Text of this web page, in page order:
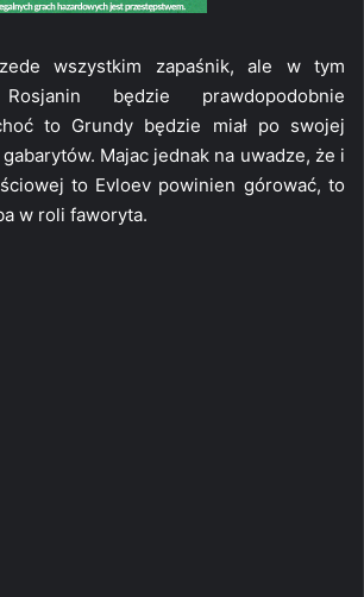
wszystkim zapaśnik, ale w tym
będzie prawdopodobnie
to Grundy będzie miał po swojej
Majac jednak na uwadze, że i
to Evloev powinien górować, to
w roli faworyta.